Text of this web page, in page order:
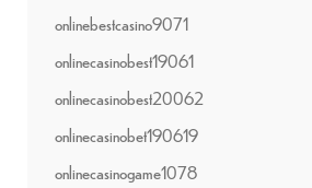
onlinebestcasino9071
onlinecasinobest19061
onlinecasinobest20062
onlinecasinobet190619
onlinecasinogame1078